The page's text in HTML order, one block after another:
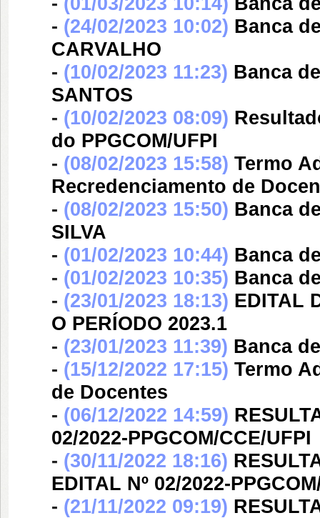
- (24/02/2023 10:02) Banca
CARVALHO
- (10/02/2023 11:23) Banca
SANTOS
- (10/02/2023 08:09)
do PPGCOM/UFPI
- (08/02/2023 15:58) Termo
Recredenciamento de
- (08/02/2023 15:50) Banca
SILVA
- (01/02/2023 10:44) Banca
- (01/02/2023 10:35) Banca
- (23/01/2023 18:13) EDITAL
O PERÍODO 2023.1
- (23/01/2023 11:39) Banca
- (15/12/2022 17:15) Termo
de Docentes
- (06/12/2022 14:59)
02/2022-PPGCOM/CCE/UFPI
- (30/11/2022 18:16)
EDITAL Nº 02/2022-
- (21/11/2022 09:19)